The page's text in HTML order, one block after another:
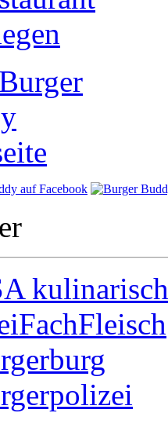
kulinarisch